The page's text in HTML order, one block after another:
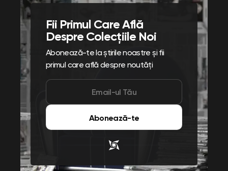
Fii Primul Care Află
Despre Colecțiile Noi
Abonează-te la știrile noastre și fii
primul care află despre noutăți
Abonează-te